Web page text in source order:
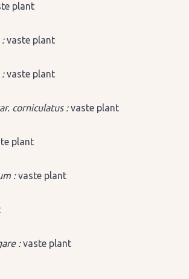
plant
:vaste plant
:vaste plant
corniculatus :vaste plant
plant
:vaste plant
:vaste plant